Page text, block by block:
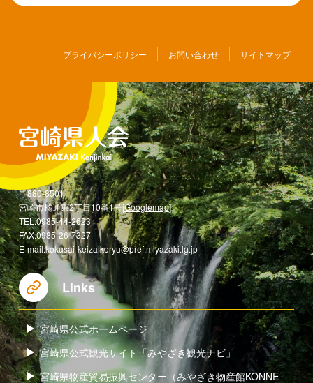
プライバシーポリシー お問い合わせ サイトマップ
〒880-8501
宮崎市橘通東2丁目10番1号[Googlemap]
TEL:0985-44-2623
FAX:0985-26-7327
E-mail:kokusai-keizaikoryu@pref.miyazaki.lg.jp
Links
宮崎県公式ホームページ
宮崎県公式観光サイト「みやざき観光ナビ」
宮崎県物産貿易振興センター（みやざき物産館KONNE